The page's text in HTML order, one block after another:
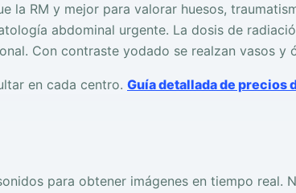
la RM y mejor para valorar huesos,
abdominal urgente. La dosis de
Con contraste yodado se realzan vasos y
en cada centro. Guía detallada de precios
para obtener imágenes en tiempo real.